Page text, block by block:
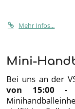
Mehr Infos...
Mini-
Bei uns an der
von 15:00 -